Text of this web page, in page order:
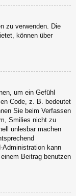
zu verwenden. Die
können über
um ein Gefühl
Code, z. B. bedeutet
Sie beim Verfassen
Smilies nicht zu
unlesbar machen
Administration kann
Beitrag benutzen